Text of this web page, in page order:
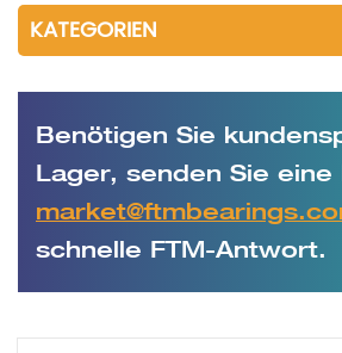
KATEGORIEN
Benötigen Sie
Lager, senden Sie eine
schnelle FTM-Antwort.